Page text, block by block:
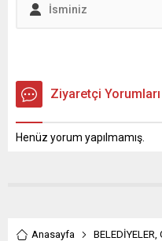
Dilipak eşlik...
Ziyaretçi
Henüz yorum yapılmamış.
Anasayfa BELEDİYELER